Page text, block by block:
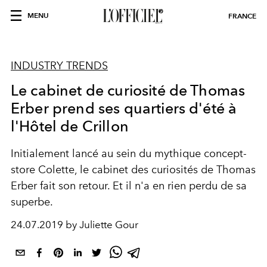
MENU FRANCE
INDUSTRY TRENDS
Le cabinet de curiosité de Thomas
Erber prend ses quartiers d'été à
l'Hôtel de Crillon
Initialement lancé au sein du mythique concept-
store Colette, le cabinet des curiosités de Thomas
Erber fait son retour. Et il n'a en rien perdu de sa
superbe.
24.07.2019 by Juliette Gour